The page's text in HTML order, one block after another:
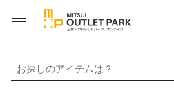
お探しのアイテムは？